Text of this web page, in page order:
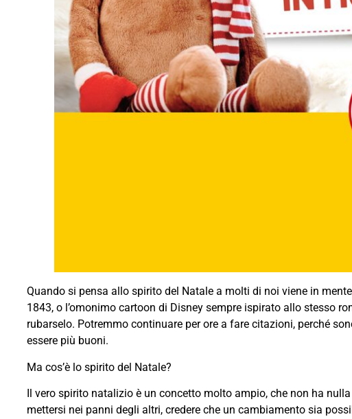
Quando si pensa allo spirito del Natale a molti di noi viene in
1843, o l’omonimo cartoon di Disney sempre ispirato allo stesso
rubarselo. Potremmo continuare per ore a fare citazioni, perché
essere più buoni.
Ma cos’è lo spirito del Natale?
Il vero spirito natalizio è un concetto molto ampio, che non ha
mettersi nei panni degli altri, credere che un cambiamento sia